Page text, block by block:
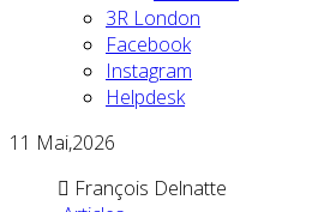
3R London
Facebook
Instagram
Helpdesk
11 Mai,2026
François Delnatte